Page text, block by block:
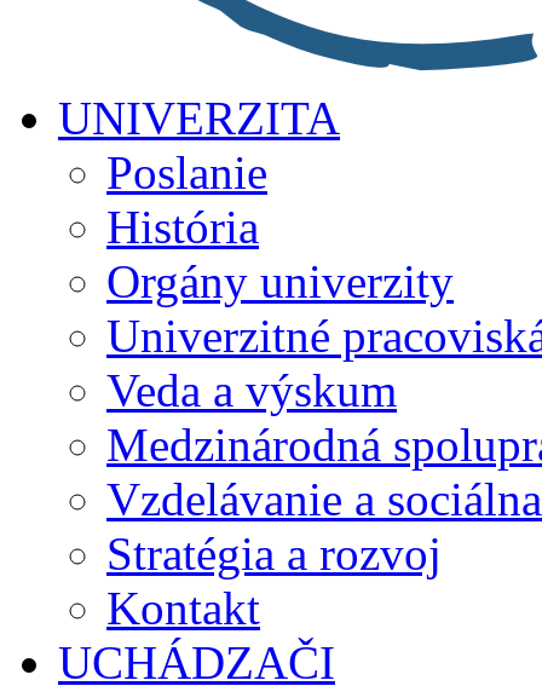
UNIVERZITA
Poslanie
História
Orgány univerzity
Univerzitné
Veda a výskum
Medzinárodná
Vzdelávanie a
Stratégia a rozvoj
Kontakt
UCHÁDZAČI